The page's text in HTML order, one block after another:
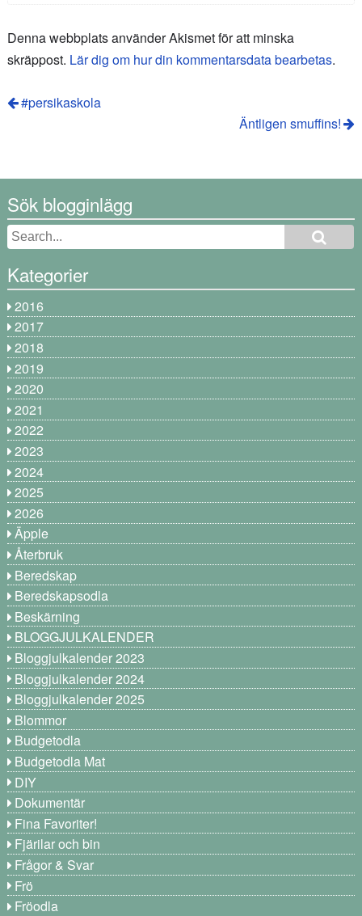
Denna webbplats använder Akismet för att minska
skräppost. Lär dig om hur din kommentarsdata bearbetas.
#persikaskola
Äntligen smuffins!
Sök blogginlägg
Kategorier
2016
2017
2018
2019
2020
2021
2022
2023
2024
2025
2026
Äpple
Återbruk
Beredskap
Beredskapsodla
Beskärning
BLOGGJULKALENDER
Bloggjulkalender 2023
Bloggjulkalender 2024
Bloggjulkalender 2025
Blommor
Budgetodla
Budgetodla Mat
DIY
Dokumentär
Fina Favoriter!
Fjärilar och bin
Frågor & Svar
Frö
Fröodla